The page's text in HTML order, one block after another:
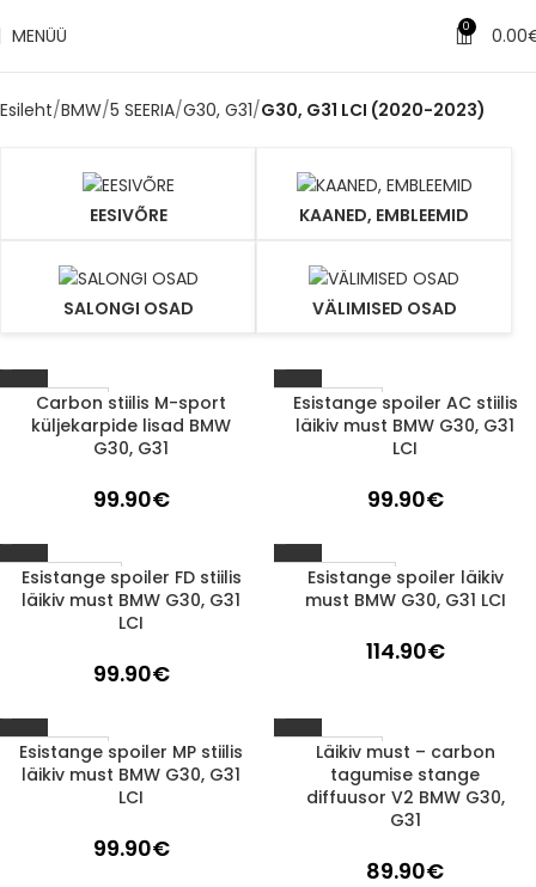
MENÜÜ 0 0.00
Esileht BMW 5 SEERIA G30, G31 G30, G31 LCI (2020-2023)
EESIVÕRE KAANED, EMBLEEMID
SALONGI OSAD VÄLIMISED OSAD
1-3 d.d.
Carbon stiilis M-sport
küljekarpide lisad BMW
G30, G31
99.90€
1-3 d.d.
Esistange spoiler AC stiilis
läikiv must BMW G30, G31
LCI
99.90€
Läbimüüdud
Esistange spoiler FD stiilis
läikiv must BMW G30, G31
LCI
99.90€
Läbimüüdud
Esistange spoiler läikiv
must BMW G30, G31 LCI
114.90€
1-3 d.d.
Esistange spoiler MP stiilis
läikiv must BMW G30, G31
LCI
99.90€
1-3 d.d.
Läikiv must – carbon
tagumise stange
diffuusor V2 BMW G30,
G31
89.90€